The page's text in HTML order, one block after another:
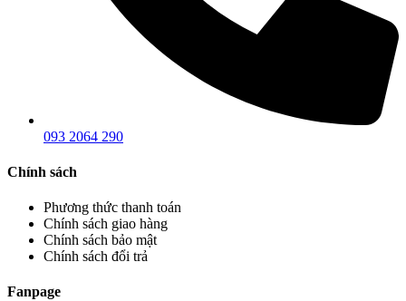
093 2064 290
Chính sách
Phương thức thanh toán
Chính sách giao hàng
Chính sách bảo mật
Chính sách đổi trả
Fanpage